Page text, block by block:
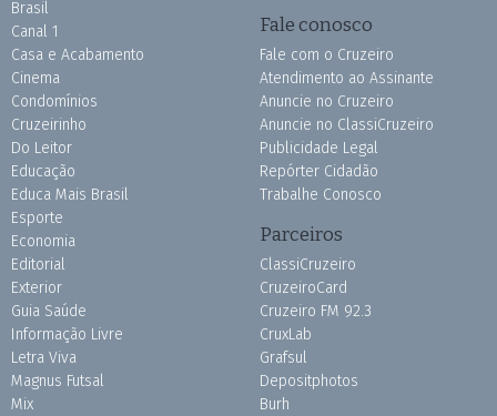
Brasil
Canal 1
Casa e Acabamento
Cinema
Condomínios
Cruzeirinho
Do Leitor
Educação
Educa Mais Brasil
Esporte
Economia
Editorial
Exterior
Guia Saúde
Informação Livre
Letra Viva
Magnus Futsal
Mix
Fale conosco
Fale com o Cruzeiro
Atendimento ao Assinante
Anuncie no Cruzeiro
Anuncie no ClassiCruzeiro
Publicidade Legal
Repórter Cidadão
Trabalhe Conosco
Parceiros
ClassiCruzeiro
CruzeiroCard
Cruzeiro FM 92.3
CruxLab
Grafsul
Depositphotos
Burh